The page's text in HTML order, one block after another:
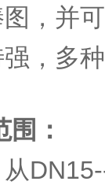
，并
，多
：